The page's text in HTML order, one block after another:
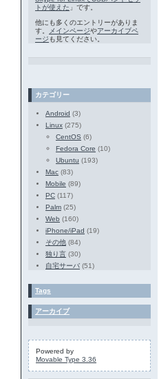
トが使えた 」です。
他にも多くのエントリーがありま
す。
メインページやアーカイブペ
ージ も見てください。
カテゴリー
Android (3)
Linux (275)
CentOS (6)
Fedora Core (10)
Ubuntu (193)
Mac (83)
Mobile (89)
PC (117)
Palm (25)
Web (160)
iPhone/iPad (19)
その他 (84)
独り言 (30)
自宅サーバ (51)
Tags
アーカイブ
Powered by
Movable Type 3.36